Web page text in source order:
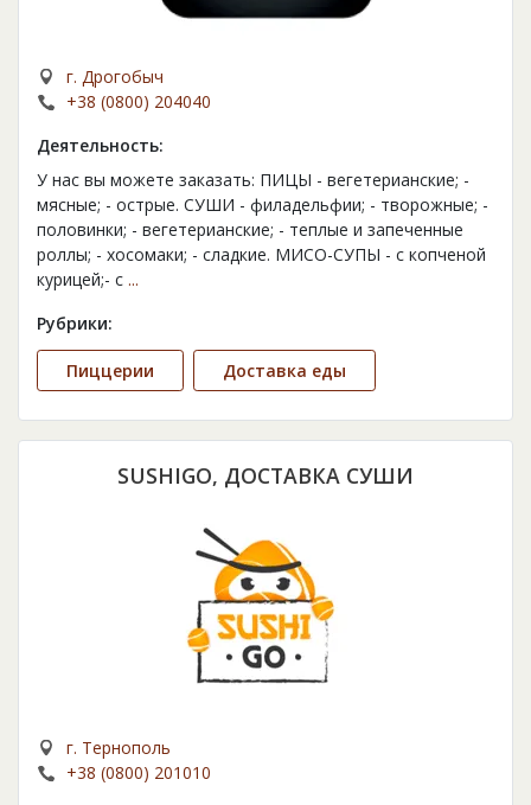
г. Дрогобыч
+38 (0800) 204040
Деятельность:
У нас вы можете заказать: ПИЦЫ - вегетерианские; -
мясные; - острые. СУШИ - филадельфии; - творожные; -
половинки; - вегетерианские; - теплые и запеченные
роллы; - хосомаки; - сладкие. МИСО-СУПЫ - с копченой
курицей;- с ...
Рубрики:
Пиццерии Доставка еды
SUSHIGO, ДОСТАВКА СУШИ
г. Тернополь
+38 (0800) 201010